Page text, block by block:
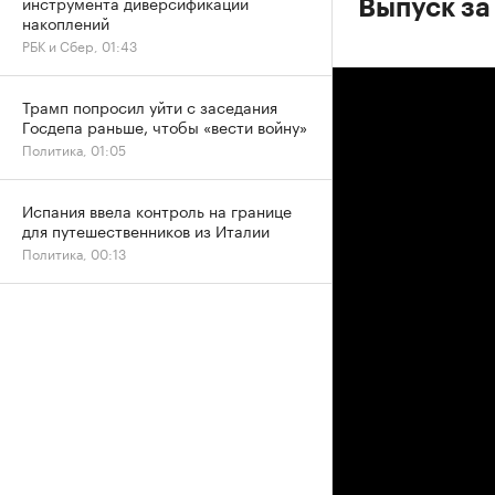
Выпуск
накоплений
РБК и Сбер, 01:43
Трамп попросил уйти с заседания
Госдепа раньше, чтобы «вести войну»
Политика, 01:05
Испания ввела контроль на границе
для путешественников из Италии
Политика, 00:13